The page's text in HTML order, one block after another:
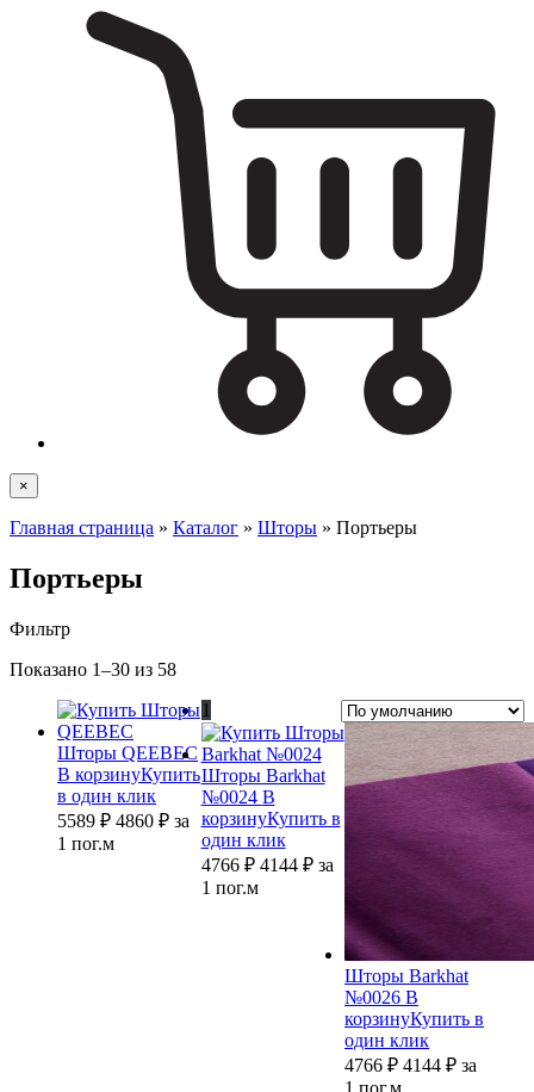
×
Главная страница » Каталог » Шторы » Портьеры
Портьеры
Фильтр
Показано 1–30 из 58
Шторы QEEBEC
В корзинуКупить
в один клик
5589 ₽ 4860 ₽ за
1 пог.м
Шторы Barkhat
№0024 В
корзинуКупить в
один клик
4766 ₽ 4144 ₽ за
1 пог.м
Шторы Barkhat
№0026В
корзинуКупить в
один клик
4766 ₽ 4144₽ за
1
2
→